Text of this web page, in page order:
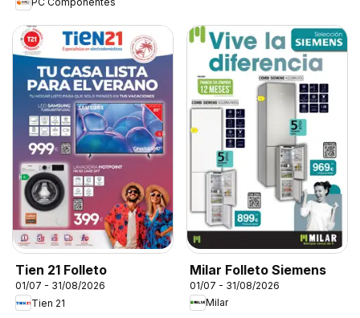
Tien 21 Folleto
01/07 - 31/08/2026
Tien 21
Milar Folleto Siemens
01/07 - 31/08/2026
Milar